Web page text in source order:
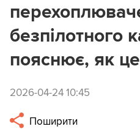
безпілотного
пояснює, як
2026-04-24 10:45
Поширити